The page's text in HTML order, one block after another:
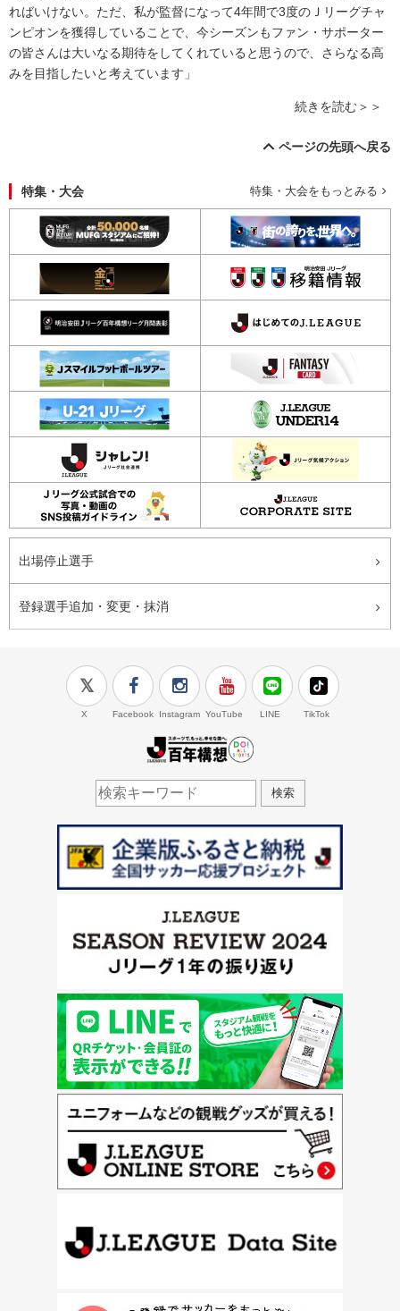
ればいけない。ただ、私が監督になって4年間で3度のＪリーグチャ
ンピオンを獲得していることで、今シーズンもファン・サポーター
の皆さんは大いなる期待をしてくれていると思うので、さらなる高
みを目指したいと考えています」
続きを読む＞＞
ページの先頭へ戻る
特集・大会 特集・大会をもっとみる
出場停止選手
登録選手追加・変更・抹消
X Facebook Instagram YouTube LINE TikTok
検索